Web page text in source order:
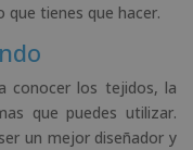
que tienes que hacer.
conocer los tejidos, la
que puedes utilizar.
un mejor diseñador y